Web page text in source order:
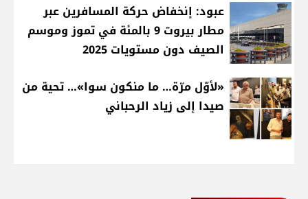
عبود: إنخفاض حركة المسافرين عبر
مطار بيروت 9 بالمئة في تموز وموسم
الصيف دون مستويات 2025
«لأوّل مرّة… ما منكون سوا»… تحية من
صيدا إلى زياد الرحباني